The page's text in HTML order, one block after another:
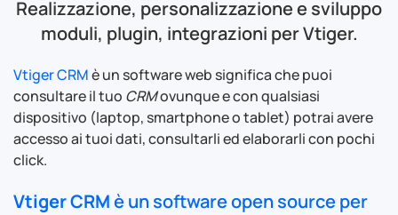
Realizzazione, personalizzazione e sviluppo
moduli, plugin, integrazioni per Vtiger.
Vtiger CRMè un software web significa che puoi
consultare il tuo CRMovunque e con qualsiasi
dispositivo (laptop, smartphone o tablet) potrai avere
accesso ai tuoi dati, consultarli ed elaborarli con pochi
click.
Vtiger CRMè un softwareopen source per